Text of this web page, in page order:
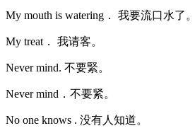
My mouth is watering． 我要流口水了。
My treat． 我请客。
Never mind. 不要緊。
Never mind．不要紧。
No one knows . 没有人知道。